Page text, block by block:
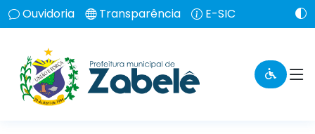
Ouvidoria Transparência E-SIC